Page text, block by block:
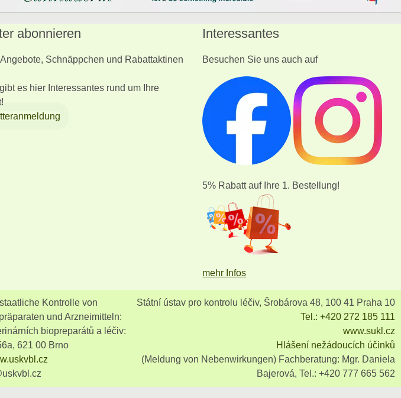
abonnieren
Schnäppchen und Rabattaktinen
es hier Interessantes rund um Ihre
Interessantes
Besuchen Sie uns auch auf
5% Rabatt auf Ihre 1. Bestellung!
mehr Infos
Kontrolle von
und Arzneimitteln:
biopreparátů a léčiv:
621 00 Brno
Státní ústav pro kontrolu léčiv, Šrobárova 48, 100 41 Praha 10
Tel.: +420 272 185 111
www.sukl.cz
Hlášení nežádoucích účinků
(Meldung von Nebenwirkungen) Fachberatung: Mgr. Daniela
Bajerová, Tel.: +420 777 665 562